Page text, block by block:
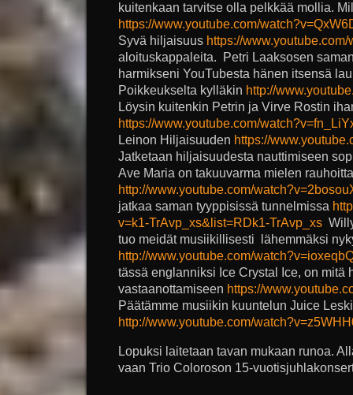
kuitenkaan tarvitse olla pelkkää mollia.
https://www.youtube.com/
Syvä hiljaisuus https://
aloituskappaleita. Petri Laaksosen
harmikseni YouTubesta hänen itsensä
Poikkeukselta kylläkin http://
Löysin kuitenkin Petrin ja Virve Rostin
https://www.youtube.com/
Leinon Hiljaisuuden https://
Jatketaan hiljaisuudesta nauttimiseen
Ave Maria on takuuvarma mielen
http://www.youtube.com/
jatkaa saman tyyppisissä tunnelmissa
v=k1-TrAvp_xs&list=RDk1-TrAvp_xs
tuo meidät musiikillisesti lähemmäksi
http://www.youtube.com/
tässä englanniksi Ice Crystal Ice, on mitä
vastaanottamiseen https://
Päätämme musiikin kuuntelun Juice
http://www.youtube.com/
Lopuksi laitetaan tavan mukaan runoa.
vaan Trio Coloroson 15-